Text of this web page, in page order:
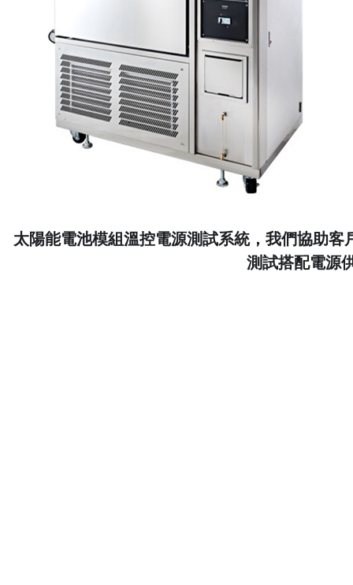
太陽能電池模組溫控電源測試系統，我們協助
測試搭配電源